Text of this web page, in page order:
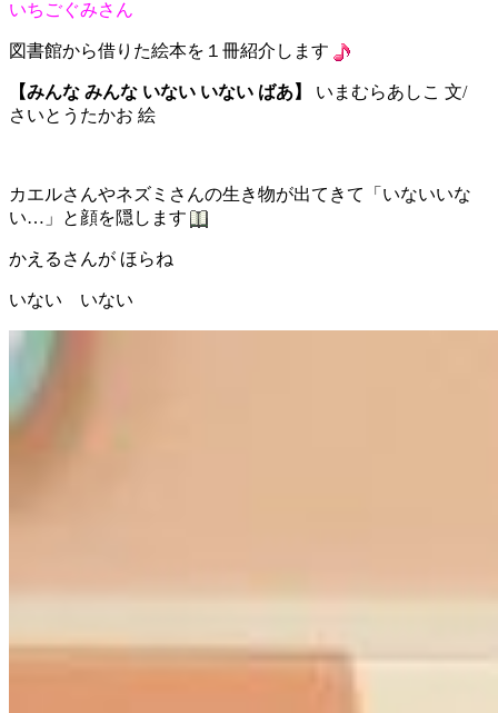
いちごぐみさん
図書館から借りた絵本を１冊紹介します
【みんな みんな いない いない ばあ】
いまむらあしこ 文/
さいとうたかお 絵
カエルさんやネズミさんの生き物が出てきて「いないいな
い…」と顔を隠します
かえるさんが ほらね
いない いない